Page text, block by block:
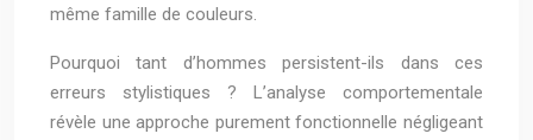
même famille de couleurs.
Pourquoi tant d’hommes persistent-ils dans ces
erreurs stylistiques ? L’analyse comportementale
révèle une approche purement fonctionnelle négligeant